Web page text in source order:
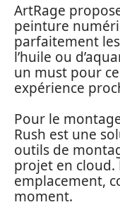
ArtRage
peinture
parfaitement
l’huile ou
un must pour
expérience
Pour le
Rush est une
outils de
projet en
emplacement,
moment.